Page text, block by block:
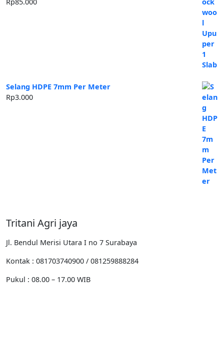
Selang HDPE 7mm Per Meter
Rp3.000
Tritani Agri jaya
Jl. Bendul Merisi Utara I no 7 Surabaya
Kontak : 081703740900 / 081259888284
Pukul : 08.00 – 17.00 WIB